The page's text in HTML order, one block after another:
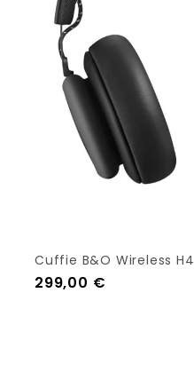
Cuffie B&O Wireless H4
Prezzo
299,00 €